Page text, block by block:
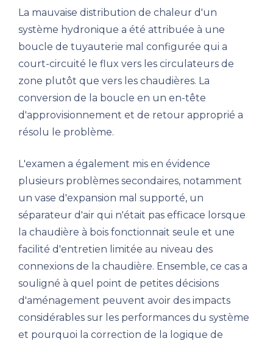
La mauvaise distribution de chaleur d'un
système hydronique a été attribuée à une
boucle de tuyauterie mal configurée qui a
court-circuité le flux vers les circulateurs de
zone plutôt que vers les chaudières. La
conversion de la boucle en un en-tête
d'approvisionnement et de retour approprié a
résolu le problème.
L'examen a également mis en évidence
plusieurs problèmes secondaires, notamment
un vase d'expansion mal supporté, un
séparateur d'air qui n'était pas efficace lorsque
la chaudière à bois fonctionnait seule et une
facilité d'entretien limitée au niveau des
connexions de la chaudière. Ensemble, ce cas a
souligné à quel point de petites décisions
d'aménagement peuvent avoir des impacts
considérables sur les performances du système
et pourquoi la correction de la logique de